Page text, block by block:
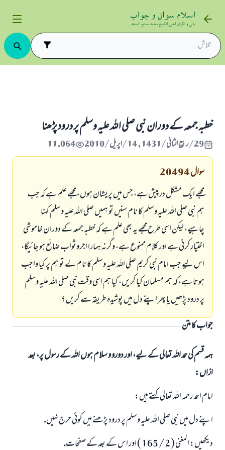
خطبہ جمعہ كے دوران نبى صلى اللہ عليہ وسلم پر درود پڑھنا
29/ربيع الثاني/1431 , 14/اپریل/2010 11,064
سوال20494
مجھے ايك مشكل درپيش ہے، جس ميں پريشان ہوں، مجھے علم ہے كہ جب
ہم نبى صلى اللہ عليہ وسلم كا نام سنيں تو ہميں صلى اللہ عليہ وسلم كہنا
چاہيے، ليكن اسى طرح مجھے يہ بھى علم ہے كہ خطبہ جمعہ كے دوران خاموشى
اختيار كرنى ہے اور كلام ممنوع ہے، وگرنہ ہمارا اجروثواب ضائع ہو جائيگا،
اس ليے جب امام نبى كريم صلى اللہ عليہ وسلم كا نام لے تو ہم پر كيا واجب
ہوتا ہے، كہ ہم مسلمان كيا كريں، كيا ہم اسى وقت نبى صلى اللہ عليہ وسلم
پر درود پڑھيں يا پھر اپنے دل ميں پوشيدہ طريقہ سے كريں ؟
جواب کا متن
ہمہ قسم کی حمد اللہ تعالی کے لیے، اور دورو و سلام ہوں اللہ کے رسول پر، بعد
ازاں:
امام احمد رحمہ اللہ تعالى كہتے ہيں:
اپنے دل ميں نبى صلى اللہ عليہ وسلم پر درود پڑھنے ميں كوئى حرج نہيں.
ديكھيں: المغنى ( 2 / 165 ) اور اس كے بعد كے صفحات.